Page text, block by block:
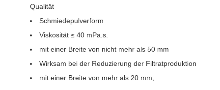
Qualität
Schmiedepulverform
Viskosität ≤ 40 mPa.s.
mit einer Breite von nicht mehr als 50 mm
Wirksam bei der Reduzierung der Filtratproduktion
mit einer Breite von mehr als 20 mm,